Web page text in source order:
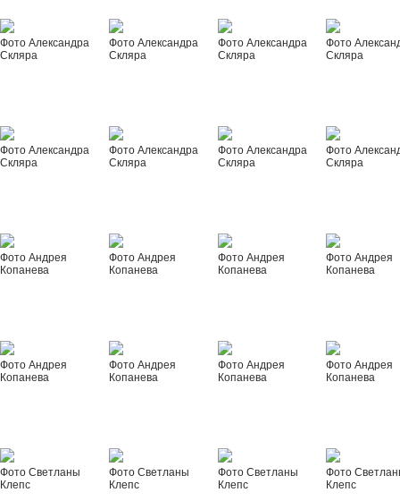
Фото Александра
Скляра
Фото Александра
Скляра
Фото Александра
Скляра
Фото
Скляра
Фото Александра
Скляра
Фото Александра
Скляра
Фото Александра
Скляра
Фото
Скляра
Фото Андрея
Копанева
Фото Андрея
Копанева
Фото Андрея
Копанева
Фото Андрея
Копанева
Фото Андрея
Копанева
Фото Андрея
Копанева
Фото Андрея
Копанева
Фото Андрея
Копанева
Фото Светланы
Клепс
Фото Светланы
Клепс
Фото Светланы
Клепс
Фото
Клепс